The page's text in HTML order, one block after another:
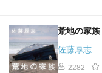
荒地の家族
佐藤厚志
2282